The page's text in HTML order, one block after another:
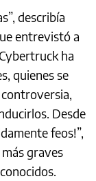
describía
entrevistó a
ha
quienes se
Desde
feos!”,
graves